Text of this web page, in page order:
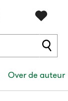
Over de auteur